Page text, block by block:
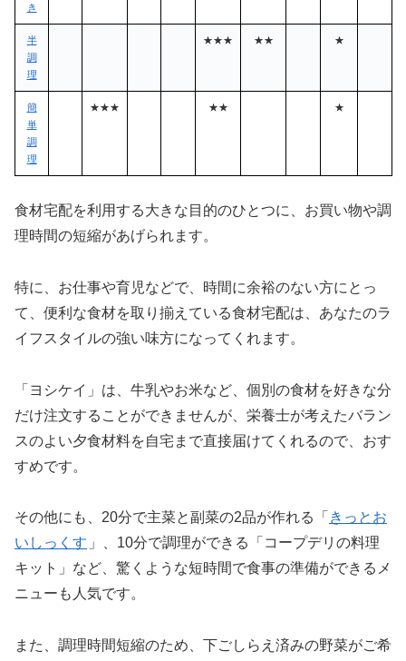
き
半
調
理
★★★ ★★ ★
簡
単
調
理
★★★ ★★ ★
食材宅配を利用する大きな目的のひとつに、お買い物や調
理時間の短縮があげられます。
特に、お仕事や育児などで、時間に余裕のない方にとっ
て、便利な食材を取り揃えている食材宅配は、あなたのラ
イフスタイルの強い味方になってくれます。
「ヨシケイ」は、牛乳やお米など、個別の食材を好きな分
だけ注文することができませんが、栄養士が考えたバラン
スのよい夕食材料を自宅まで直接届けてくれるので、おす
すめです。
その他にも、20分で主菜と副菜の2品が作れる「 きっとお
いしっくす 」、10分で調理ができる「コープデリの料理
キット」など、驚くような短時間で食事の準備ができるメ
ニューも人気です。
また、調理時間短縮のため、下ごしらえ済みの野菜がご希